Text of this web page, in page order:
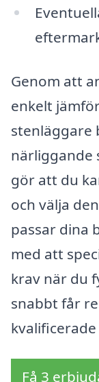
Genom att
enkelt
stenläggare
närliggande
gör att du
och välja
passar dina
med att
krav när du
snabbt får
Få 3